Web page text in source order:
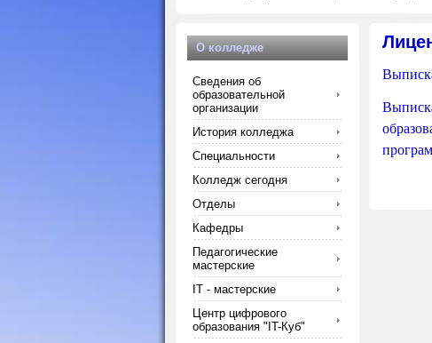
О колледже
Сведения об
образовательной
организации
История колледжа
Специальности
Колледж сегодня
Отделы
Кафедры
Педагогические
мастерские
IT - мастерские
Центр цифрового
образования "IT-Куб"